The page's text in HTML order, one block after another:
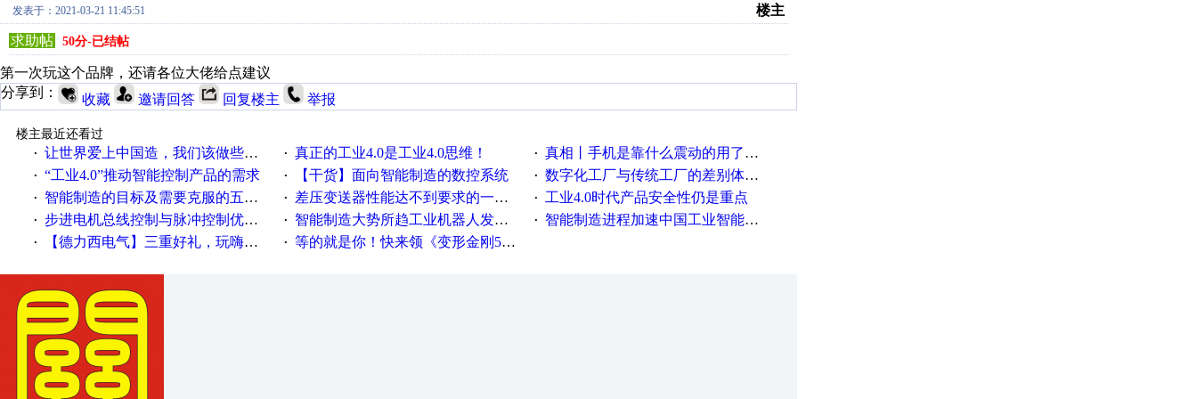
发表于：2021-03-21 11:45:51
楼主
求助帖
50分-已结帖
第一次玩这个品牌，还请各位大佬给点建议
分享到：
收藏 邀请回答 回复楼主 举报
楼主最近还看过
· 让世界爱上中国造，我们该做些什么 · 真正的工业4.0是工业4.0思维！ · 真相丨手机是靠什么震动的用了这么多年才知道！
· “工业4.0”推动智能控制产品的需求 · 【干货】面向智能制造的数控系统 · 数字化工厂与传统工厂的差别体现在哪里？
· 智能制造的目标及需要克服的五个障碍 · 差压变送器性能达不到要求的一些因素 · 工业4.0时代产品安全性仍是重点
· 步进电机总线控制与脉冲控制优缺点 · 智能制造大势所趋工业机器人发展迅猛 · 智能制造进程加速中国工业智能化之路发展趋势明显
· 【德力西电气】三重好礼，玩嗨夏日！ · 等的就是你！快来领《变形金刚5》观影券